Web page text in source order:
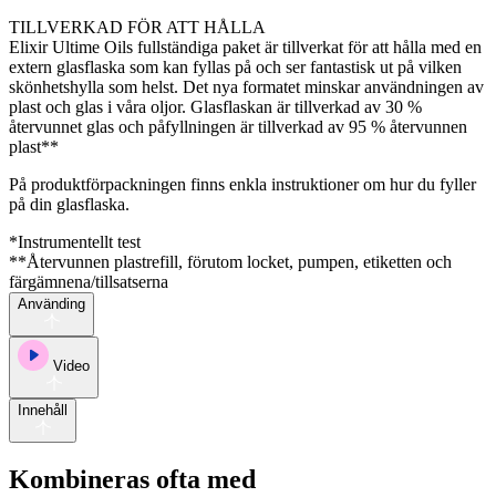
TILLVERKAD FÖR ATT HÅLLA
Elixir Ultime Oils fullständiga paket är tillverkat för att hålla med en
extern glasflaska som kan fyllas på och ser fantastisk ut på vilken
skönhetshylla som helst. Det nya formatet minskar användningen av
plast och glas i våra oljor. Glasflaskan är tillverkad av 30 %
återvunnet glas och påfyllningen är tillverkad av 95 % återvunnen
plast**
På produktförpackningen finns enkla instruktioner om hur du fyller
på din glasflaska.
*Instrumentellt test
**Återvunnen plastrefill, förutom locket, pumpen, etiketten och
färgämnena/tillsatserna
Använding
Video
Innehåll
Kombineras ofta med